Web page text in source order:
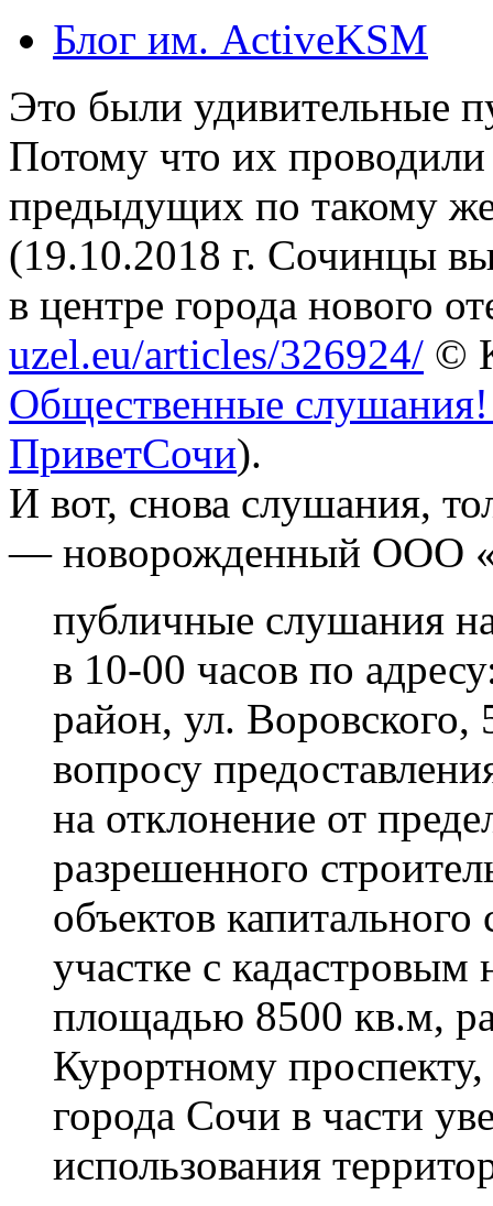
Блог им. ActiveKSM
Это были удивительные
Потому что их проводили
предыдущих по такому
(19.10.2018 г. Сочинцы
в центре города нового
uzel.eu/articles/326924/ ©
Общественные
ПриветСочи).
И вот, снова слушания,
— новорожденный ООО
публичные слушания
в 10-00 часов по
район, ул. Воровского,
вопросу
на отклонение от
разрешенного
объектов
участке с
площадью 8500 кв.м,
Курортному
города Сочи в части
использования